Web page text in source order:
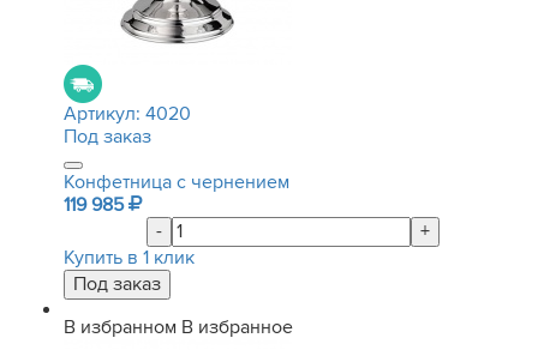
Артикул: 4020
Под заказ
Конфетница с чернением
119 985
-
+
Купить в 1 клик
В избранном В избранное